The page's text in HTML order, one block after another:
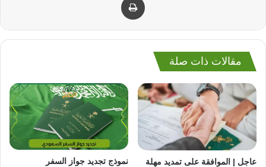
مقالات ذات صلة
عاجل | الموافقة على تمديد مهلة
نموذج تجديد جواز السفر